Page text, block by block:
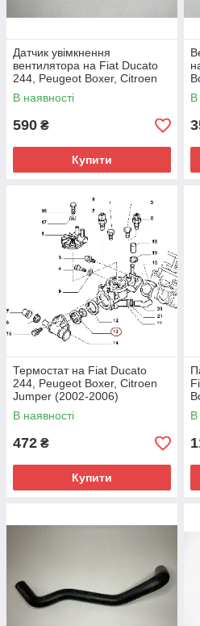
Датчик увімкнення
вентилятора на Fiat Ducato
244, Peugeot Boxer, Citroen
Jumper (2002-2006),
7738582, 126433, Facet,
В наявності
590 ₴
Купити
В
Термостат на Fiat Ducato
244, Peugeot Boxer, Citroen
Jumper (2002-2006)
2.0/2.2JTD/HDi, 9616090180,
133823, Facet, Італія
В наявності
472 ₴
Купити
В